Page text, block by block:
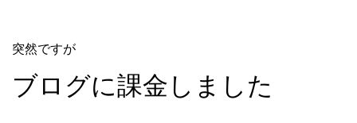
突然ですが
ブログに課金しました